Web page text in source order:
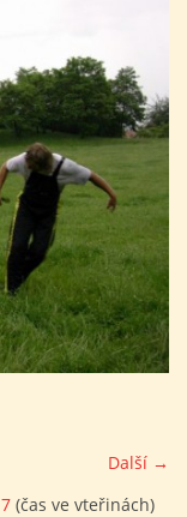
Další →
7 (čas ve vteřinách)